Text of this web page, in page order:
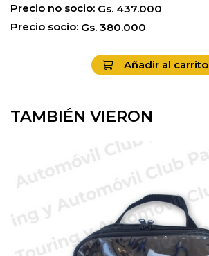
Precio no socio: Gs. 437.000
Precio socio: Gs. 380.000
Añadir al carrito
TAMBIÉN VIERON